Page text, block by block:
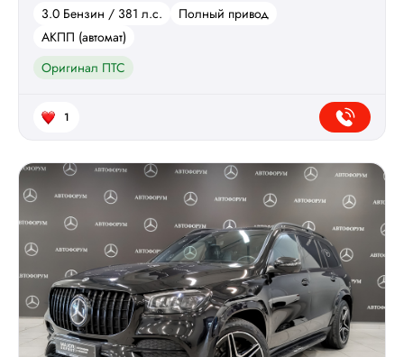
3.0 Бензин / 381 л.с.
Полный привод
АКПП (автомат)
Оригинал ПТС
1